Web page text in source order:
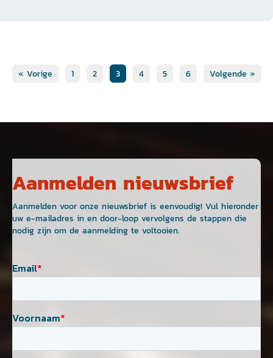
« Vorige 1 2 3 4 5 6 Volgende »
Aanmelden nieuwsbrief
Aanmelden voor onze nieuwsbrief is eenvoudig! Vul hieronder
uw e-mailadres in en door-loop vervolgens de stappen die
nodig zijn om de aanmelding te voltooien.